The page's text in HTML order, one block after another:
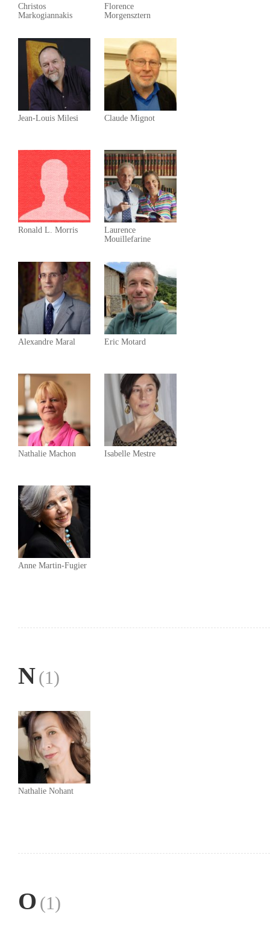
Christos
Markogiannakis
Florence
Morgensztern
Jean-Louis Milesi Claude Mignot
Ronald L. Morris
Laurence
Mouillefarine
Alexandre Maral Eric Motard
Nathalie Machon Isabelle Mestre
Anne Martin-Fugier
N(1)
Nathalie Nohant
O (1)